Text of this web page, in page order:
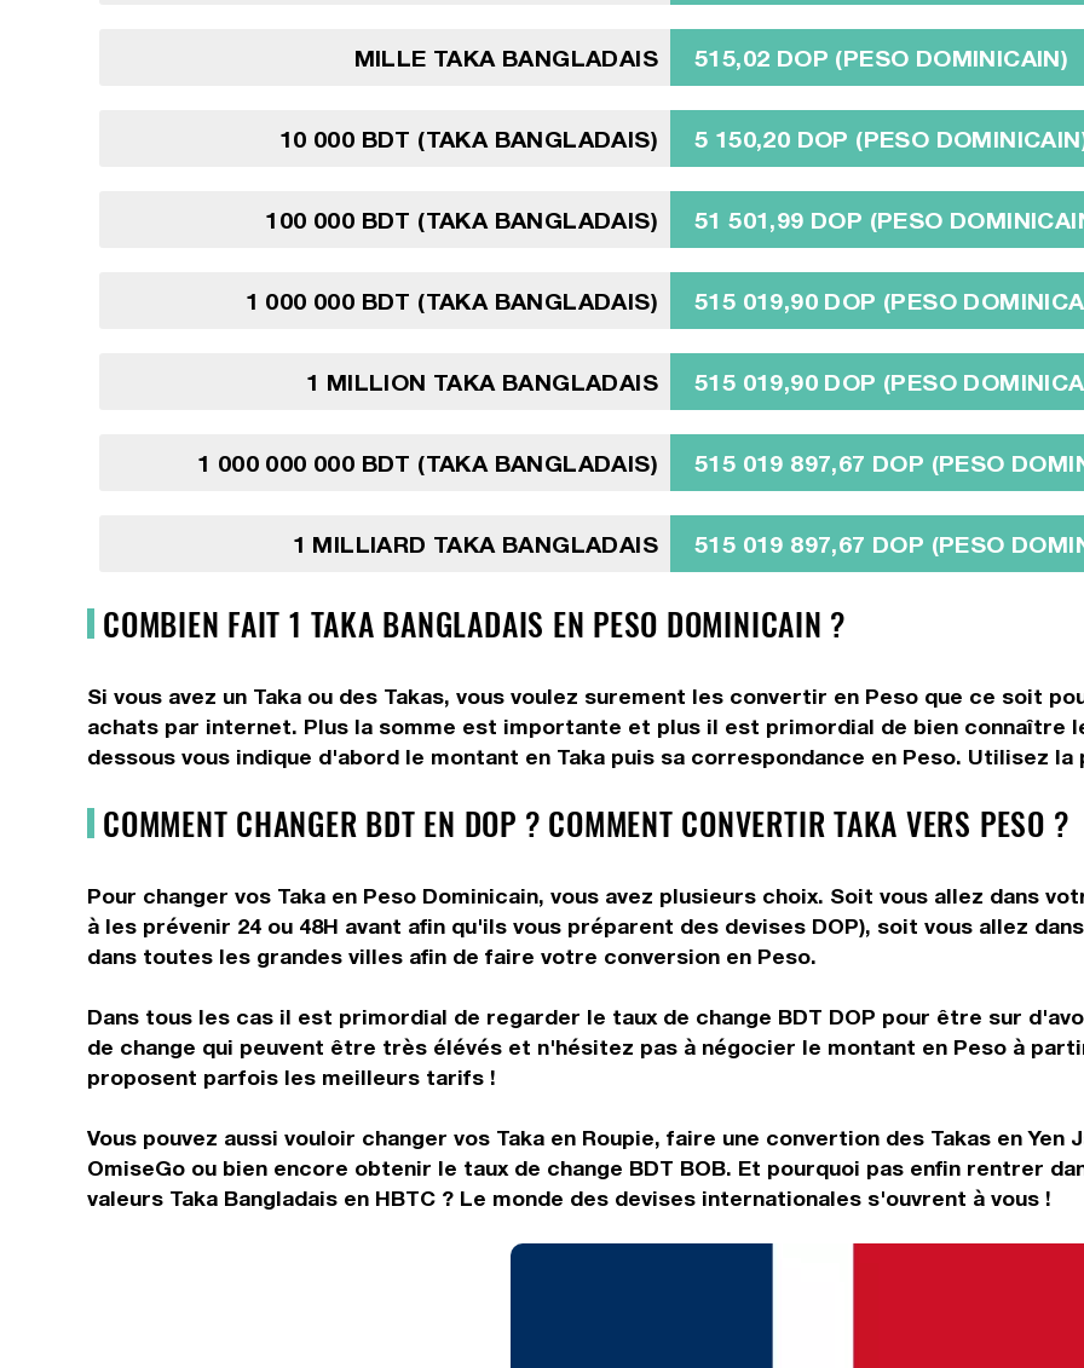
MILLE TAKA BANGLADAIS 515,02 DOP (PESO DOMINICAIN)
10 000 BDT (TAKA BANGLADAIS) 5 150,20 DOP (PESO
100 000 BDT (TAKA BANGLADAIS) 51 501,99 DOP (PESO
1 000 000 BDT (TAKA BANGLADAIS) 515 019,90 DOP (PESO
1 MILLION TAKA BANGLADAIS 515 019,90 DOP (PESO
1 000 000 000 BDT (TAKA BANGLADAIS) 515 019 897,67 DOP (PESO
1 MILLIARD TAKA BANGLADAIS 515 019 897,67 DOP (PESO
COMBIEN FAIT 1 TAKA BANGLADAIS EN PESO DOMINICAIN ?
Si vous avez un Taka ou des Takas, vous voulez surement les convertir en Peso que ce soit
achats par internet. Plus la somme est importante et plus il est primordial de bien connaître
dessous vous indique d'abord le montant en Taka puis sa correspondance en Peso. Utilisez
COMMENT CHANGER BDT EN DOP ? COMMENT CONVERTIR TAKA VERS PESO ?
Pour changer vos Taka en Peso Dominicain, vous avez plusieurs choix. Soit vous allez dans
à les prévenir 24 ou 48H avant afin qu'ils vous préparent des devises DOP), soit vous allez
dans toutes les grandes villes afin de faire votre conversion en Peso.
Dans tous les cas il est primordial de regarder le taux de change BDT DOP pour être sur
de change qui peuvent être très élévés et n'hésitez pas à négocier le montant en Peso à
proposent parfois les meilleurs tarifs !
Vous pouvez aussi vouloir changer vos Taka en Roupie, faire une convertion des Takas en Yen
OmiseGo ou bien encore obtenir le taux de change BDT BOB. Et pourquoi pas enfin rentrer
valeurs Taka Bangladais en HBTC ? Le monde des devises internationales s'ouvrent à vous !